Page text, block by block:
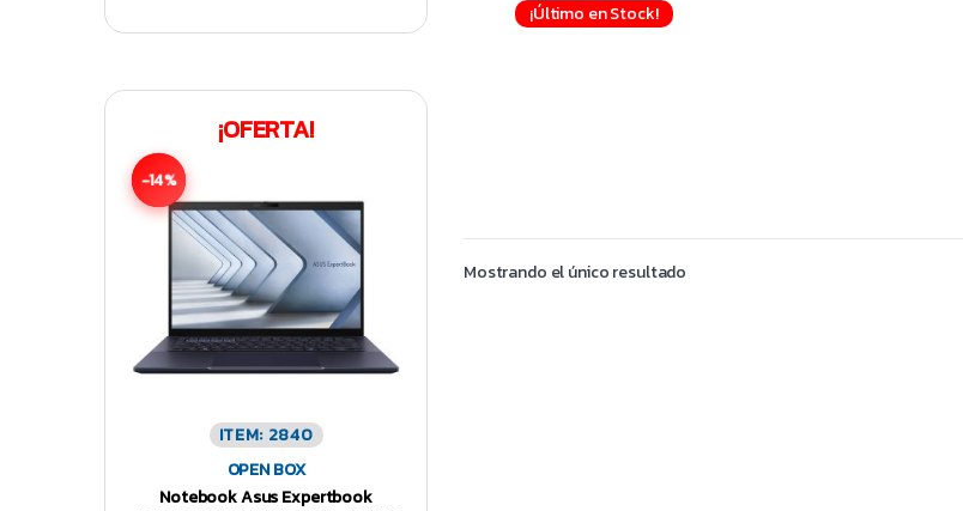
¡Último en Stock!
Mostrando el único resultado
¡OFERTA!
-14%
ITEM: 2840
OPEN BOX
Notebook Asus Expertbook